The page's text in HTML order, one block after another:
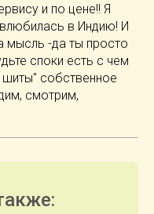
и по цене!! Я
в Индию! И
мысль -да ты просто
споки есть с чем
собственное
смотрим,